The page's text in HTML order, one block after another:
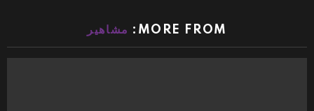
MORE FROM: مشاهير